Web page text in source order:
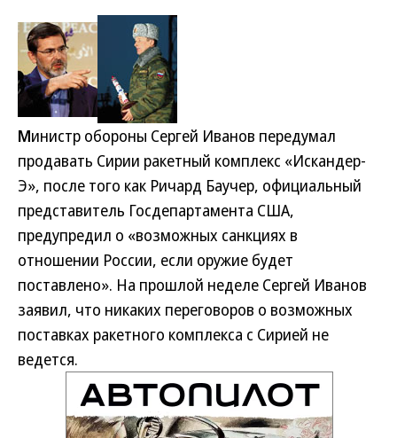
Министр обороны Сергей Иванов передумал
продавать Сирии ракетный комплекс «Искандер-
Э», после того как Ричард Баучер, официальный
представитель Госдепартамента США,
предупредил о «возможных санкциях в
отношении России, если оружие будет
поставлено». На прошлой неделе Сергей Иванов
заявил, что никаких переговоров о возможных
поставках ракетного комплекса с Сирией не
ведется.